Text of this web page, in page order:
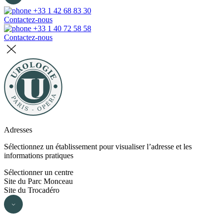
+33 1 42 68 83 30
Contactez-nous
+33 1 40 72 58 58
Contactez-nous
Adresses
Sélectionnez un établissement pour visualiser l’adresse et les
informations pratiques
Sélectionner un centre
Site du Parc Monceau
Site du Trocadéro